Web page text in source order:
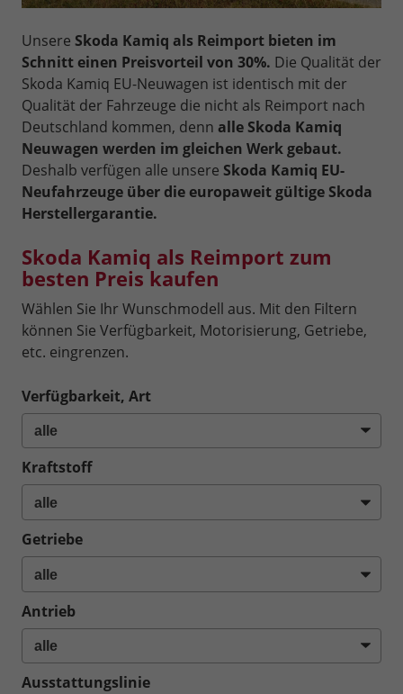
Unsere Skoda Kamiq als Reimport bieten im
Schnitt einen Preisvorteil von 30%. Die Qualität der
Skoda Kamiq EU-Neuwagen ist identisch mit der
Qualität der Fahrzeuge die nicht als Reimport nach
Deutschland kommen, denn alle Skoda Kamiq
Neuwagen werden im gleichen Werk gebaut.
Deshalb verfügen alle unsere Skoda Kamiq EU-
Neufahrzeuge über die europaweit gültige Skoda
Herstellergarantie.
Skoda Kamiq als Reimport zum
besten Preis kaufen
Wählen Sie Ihr Wunschmodell aus. Mit den Filtern
können Sie Verfügbarkeit, Motorisierung, Getriebe,
etc. eingrenzen.
Verfügbarkeit, Art
Kraftstoff
Getriebe
Antrieb
Ausstattungslinie